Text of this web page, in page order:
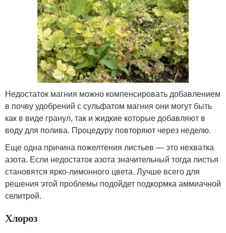
Недостаток магния можно компенсировать добавлением
в почву удобрений с сульфатом магния они могут быть
как в виде гранул, так и жидкие которые добавляют в
воду для полива. Процедуру повторяют через неделю.
Еще одна причина пожелтения листьев — это нехватка
азота. Если недостаток азота значительный тогда листья
становятся ярко-лимонного цвета. Лучше всего для
решения этой проблемы подойдет подкормка аммиачной
селитрой.
Хлороз